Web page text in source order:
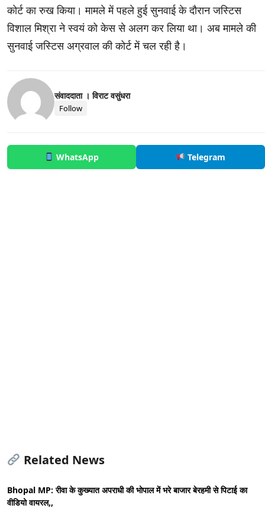
कोर्ट का रुख किया। मामले में पहले हुई सुनवाई के दौरान जस्टिस
विशाल मिश्रा ने स्वयं को केस से अलग कर लिया था। अब मामले की
सुनवाई जस्टिस अग्रवाल की कोर्ट में चल रही है।
संवाददाता । विराट वसुंधरा
Follow
WhatsApp Telegram
Related News
Bhopal MP: रीवा के कुख्यात अपराधी की भोपाल में भरे बाजार बेरहमी से पिटाई का
वीडियो वायरल,,